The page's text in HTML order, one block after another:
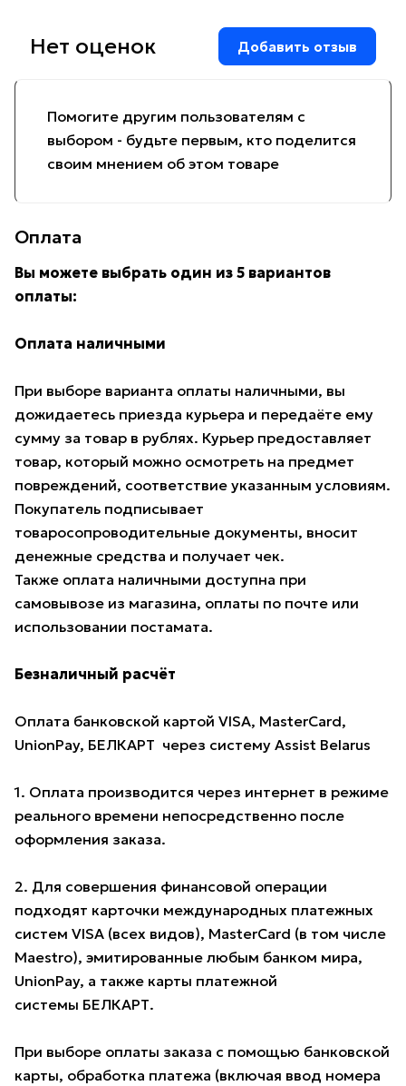
Помогите другим пользователям с
выбором - будьте первым, кто поделится
своим мнением об этом товаре
Нет оценок Добавить отзыв
Оплата
Вы можете выбрать один из 5 вариантов
оплаты:
Оплата наличными
При выборе варианта оплаты наличными, вы
дожидаетесь приезда курьера и передаёте ему
сумму за товар в рублях. Курьер предоставляет
товар, который можно осмотреть на предмет
повреждений, соответствие указанным условиям.
Покупатель подписывает
товаросопроводительные документы, вносит
денежные средства и получает чек.
Также оплата наличными доступна при
самовывозе из магазина, оплаты по почте или
использовании постамата.
Безналичный расчёт
Оплата банковской картой VISA, MasterCard,
UnionPay, БЕЛКАРТ через систему Assist Belarus
1. Оплата производится через интернет в режиме
реального времени непосредственно после
оформления заказа.
2. Для совершения финансовой операции
подходят карточки международных платежных
систем VISA (всех видов), MasterCard (в том числе
Maestro), эмитированные любым банком мира,
UnionPay, а также карты платежной
системы БЕЛКАРТ.
При выборе оплаты заказа с помощью банковской
карты, обработка платежа (включая ввод номера